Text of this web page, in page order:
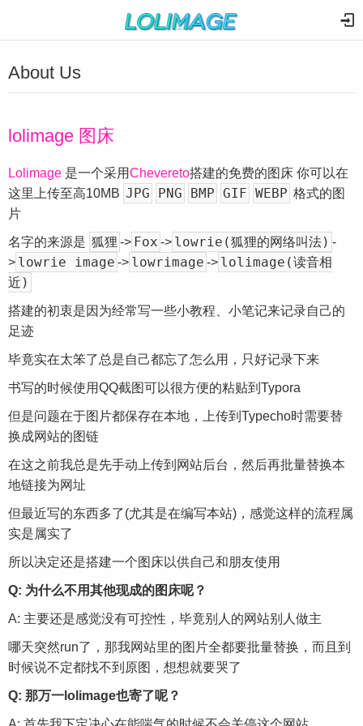
About Us
lolimage 图床
Lolimage 是一个采用Chevereto搭建的免费的图床 你可以在
这里上传至高10MB JPG PNG BMP GIF WEBP 格式的图
片
名字的来源是 狐狸 -> Fox -> lowrie(狐狸的网络叫法) -
> lowrie image -> lowrimage -> lolimage(读音相
近)
搭建的初衷是因为经常写一些小教程、小笔记来记录自己的
足迹
毕竟实在太笨了总是自己都忘了怎么用，只好记录下来
书写的时候使用QQ截图可以很方便的粘贴到Typora
但是问题在于图片都保存在本地，上传到Typecho时需要替
换成网站的图链
在这之前我总是先手动上传到网站后台，然后再批量替换本
地链接为网址
但最近写的东西多了(尤其是在编写本站)，感觉这样的流程属
实是属实了
所以决定还是搭建一个图床以供自己和朋友使用
Q: 为什么不用其他现成的图床呢？
A: 主要还是感觉没有可控性，毕竟别人的网站别人做主
哪天突然run了，那我网站里的图片全都要批量替换，而且到
时候说不定都找不到原图，想想就要哭了
Q: 那万一lolimage也寄了呢？